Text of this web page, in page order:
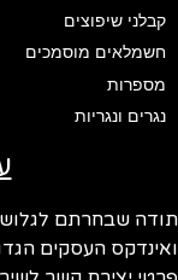
קבלני שיפוצים
חשמלאים מוסמכים
מספרות
נגרים ונגריות
שבחרתם לגלוש
העסקים